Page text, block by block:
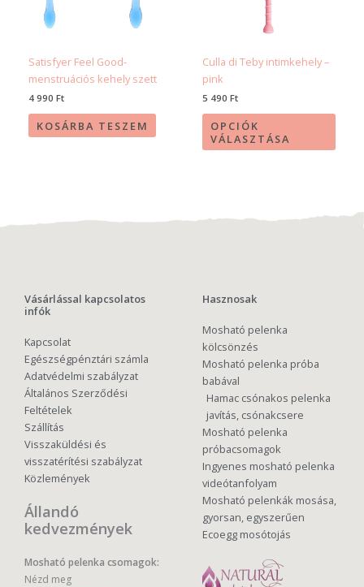
Satisfyer Feel Good-
menstruációs kehely szett
4 990Ft
KOSÁRBA TESZEM
Culla di Teby intimkehely –
pink
5 490Ft
OPCIÓK
VÁLASZTÁSA
Vásárlással kapcsolatos
infók
Kapcsolat
Egészségpénztári számla
Adatvédelmi szabályzat
Általános Szerződési
Feltételek
Szállítás
Visszaküldési és
visszatérítési szabályzat
Közlemények
Állandó
kedvezmények
Mosható pelenka csomagok:
Nézd meg
Hasznosak
Mosható pelenka
kölcsönzés
Mosható pelenka próba
babával
Hamac csónakos pelenka
javítás, csónakcsere
Mosható pelenka
próbacsomagok
Ingyenes mosható pelenka
videótanfolyam
Mosható pelenkák mosása,
gyorsan, egyszerűen
Ecoegg mosótojás